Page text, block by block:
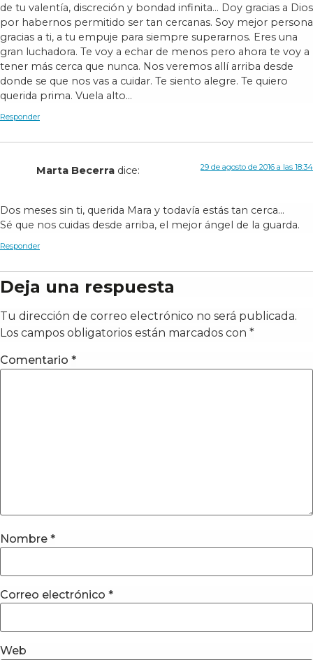
de tu valentía, discreción y bondad infinita… Doy gracias a Dios
por habernos permitido ser tan cercanas. Soy mejor persona
gracias a ti, a tu empuje para siempre superarnos. Eres una
gran luchadora. Te voy a echar de menos pero ahora te voy a
tener más cerca que nunca. Nos veremos allí arriba desde
donde se que nos vas a cuidar. Te siento alegre. Te quiero
querida prima. Vuela alto…
Responder
Marta Becerra dice: 29 de agosto de 2016 a las 18:34
Dos meses sin ti, querida Mara y todavía estás tan cerca…
Sé que nos cuidas desde arriba, el mejor ángel de la guarda.
Responder
Deja una respuesta
Tu dirección de correo electrónico no será publicada.
Los campos obligatorios están marcados con *
Comentario *
Nombre *
Correo electrónico *
Web